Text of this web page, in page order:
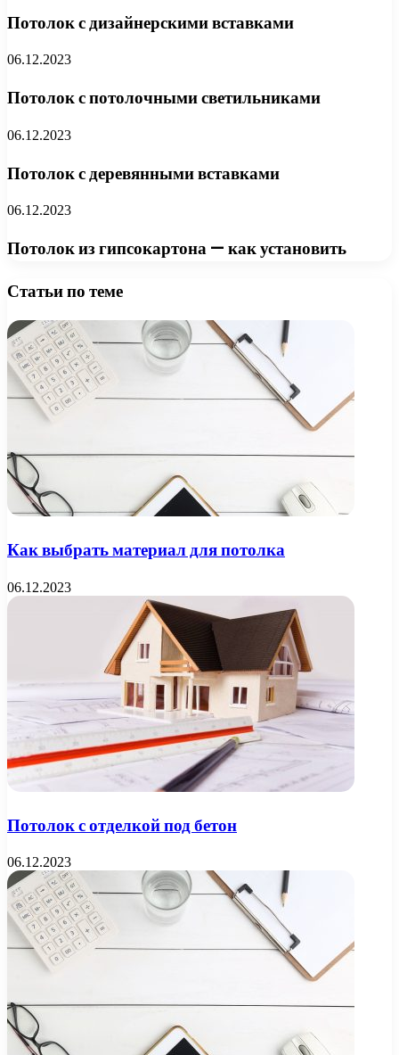
Потолок с дизайнерскими вставками
06.12.2023
Потолок с потолочными светильниками
06.12.2023
Потолок с деревянными вставками
06.12.2023
Потолок из гипсокартона — как установить
Статьи по теме
Как выбрать материал для потолка
06.12.2023
Потолок с отделкой под бетон
06.12.2023